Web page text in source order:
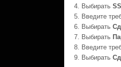
Выбирать
Введите
Выбирать
Выбирать
Введите
Выбирать